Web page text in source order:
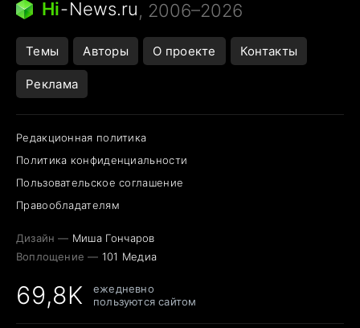
Hi-News.ru, 2006–2026
Темы Авторы О проекте Контакты
Реклама
Редакционная политика
Политика конфиденциальности
Пользовательское соглашение
Правообладателям
Дизайн — Миша Гончаров
Воплощение — 101 Медиа
69,8K
ежедневно
пользуются сайтом